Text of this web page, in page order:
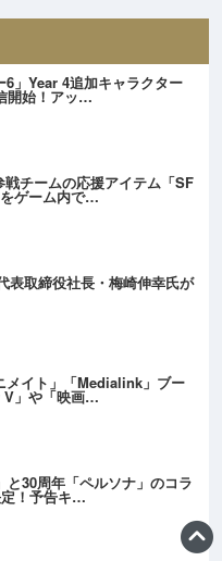
6」Year 4追加キャラクター
開始！アッ…
戦チームの応援アイテム「SF
ゲーム内で…
表取締役社長・梅崎伸幸氏が
メイト」「Medialink」ブー
V」や「映画…
と30周年「ペルソナ」のコラ
！予告キ…